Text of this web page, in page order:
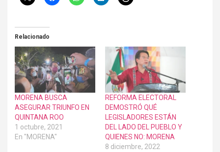
Relacionado
MORENA BUSCA
ASEGURAR TRIUNFO EN
QUINTANA ROO
1 octubre, 2021
En "MORENA"
REFORMA ELECTORAL
DEMOSTRÓ QUÉ
LEGISLADORES ESTÁN
DEL LADO DEL PUEBLO Y
QUIENES NO: MORENA
8 diciembre, 2022